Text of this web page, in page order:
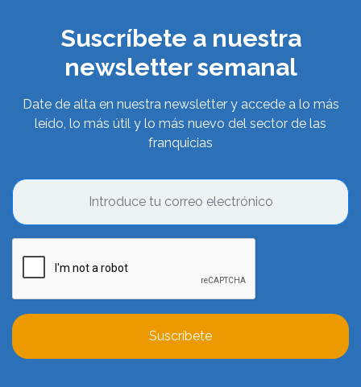
Suscríbete a nuestra
newsletter semanal
Date de alta en nuestra newsletter y accede a lo más
leído, lo más útil y lo más nuevo del sector de las
franquicias
Suscríbete